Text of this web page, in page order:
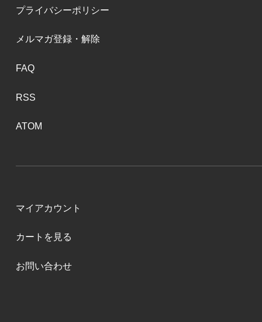
プライバシーポリシー
メルマガ登録・解除
FAQ
RSS
ATOM
マイアカウント
カートを見る
お問い合わせ